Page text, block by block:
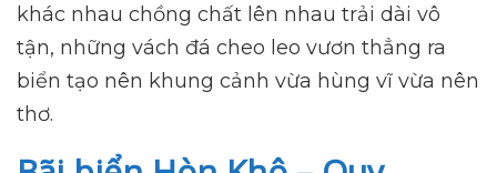
khác nhau chồng chất lên nhau trải dài vô
tận, những vách đá cheo leo vươn thẳng ra
biển tạo nên khung cảnh vừa hùng vĩ vừa nên
thơ.